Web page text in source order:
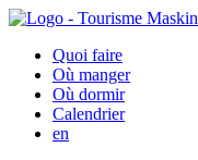
Quoi faire
Où manger
Où dormir
Calendrier
en